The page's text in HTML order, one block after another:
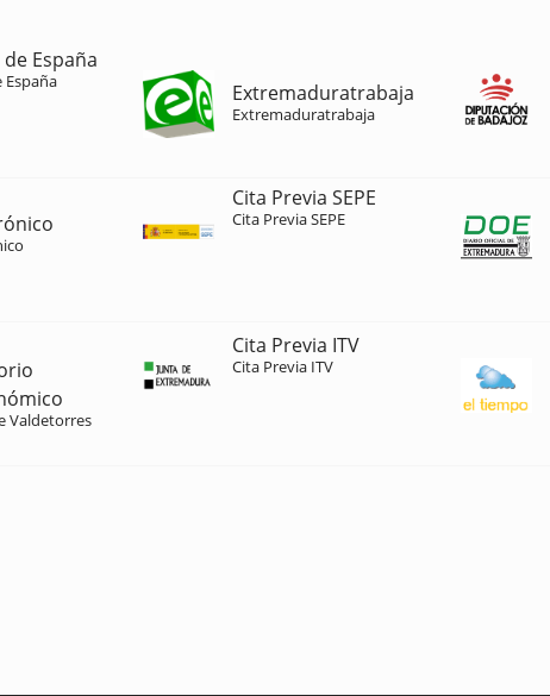
España
Extremaduratrabaja
Extremaduratrabaja
Cita Previa SEPE
Cita Previa SEPE
Valdetorres
Cita Previa ITV
Cita Previa ITV